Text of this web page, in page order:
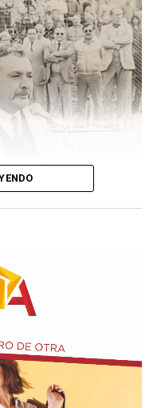
38 años de la
de Necochea,
Quequén.
habían muerto
habían subido a su